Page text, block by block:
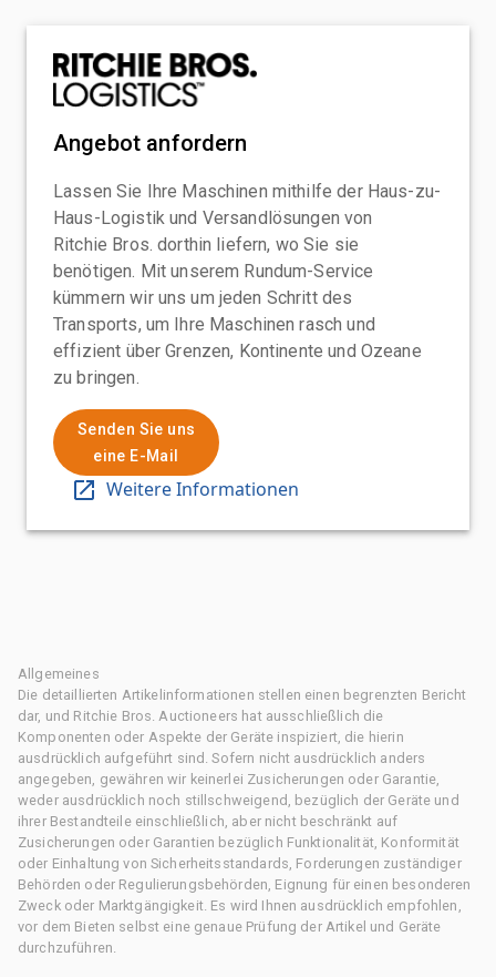
Angebot anfordern
Lassen Sie Ihre Maschinen mithilfe der Haus-zu-
Haus-Logistik und Versandlösungen von
Ritchie Bros. dorthin liefern, wo Sie sie
benötigen. Mit unserem Rundum-Service
kümmern wir uns um jeden Schritt des
Transports, um Ihre Maschinen rasch und
effizient über Grenzen, Kontinente und Ozeane
zu bringen.
Senden Sie uns
eine E-Mail
Weitere Informationen
Allgemeines
Die detaillierten Artikelinformationen stellen einen begrenzten Bericht
dar, und Ritchie Bros. Auctioneers hat ausschließlich die
Komponenten oder Aspekte der Geräte inspiziert, die hierin
ausdrücklich aufgeführt sind. Sofern nicht ausdrücklich anders
angegeben, gewähren wir keinerlei Zusicherungen oder Garantie,
weder ausdrücklich noch stillschweigend, bezüglich der Geräte und
ihrer Bestandteile einschließlich, aber nicht beschränkt auf
Zusicherungen oder Garantien bezüglich Funktionalität, Konformität
oder Einhaltung von Sicherheitsstandards, Forderungen zuständiger
Behörden oder Regulierungsbehörden, Eignung für einen besonderen
Zweck oder Marktgängigkeit. Es wird Ihnen ausdrücklich empfohlen,
vor dem Bieten selbst eine genaue Prüfung der Artikel und Geräte
durchzuführen.